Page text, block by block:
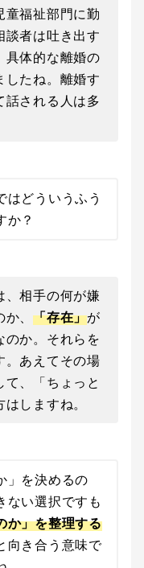
童福祉部門に勤
談者は吐き出す
具体的な離婚の
したね。離婚す
話される人は多
はどういうふう
か？
、相手の何が嫌
、 「存在」が
のか。それらを
。あえてその場
、「ちょっと
しますね。
」を決めるの
ない選択ですも
か」を整理する
向き合う意味で